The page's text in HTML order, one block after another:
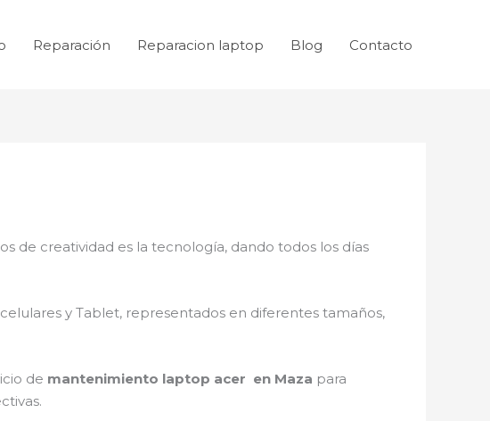
Reparación Reparacion laptop Blog Contacto
de creatividad es la tecnología, dando todos los días
y Tablet, representados en diferentes tamaños,
de mantenimiento laptop acer en Maza para